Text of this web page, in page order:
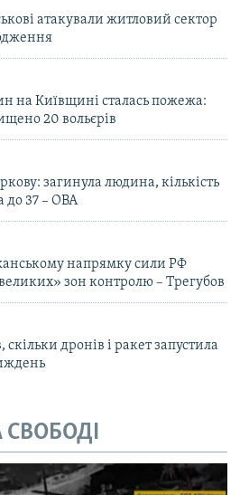
атакували житловий сектор
на Київщині сталась пожежа:
20 вольєрів
загинула людина, кількість
до 37 – ОВА
напрямку сили РФ
зон контролю – Трегубов
дронів і ракет запустила